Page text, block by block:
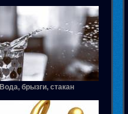
Вода, брызги, стакан